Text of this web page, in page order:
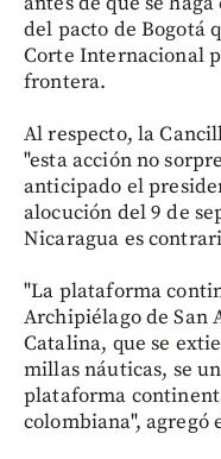
del pacto de Bogotá
Corte Internacional
frontera.
Al respecto, la
"esta acción no
anticipado el
alocución del 9 de
Nicaragua es
"La plataforma
Archipiélago de San
Catalina, que se
millas náuticas, se
plataforma
colombiana", agregó